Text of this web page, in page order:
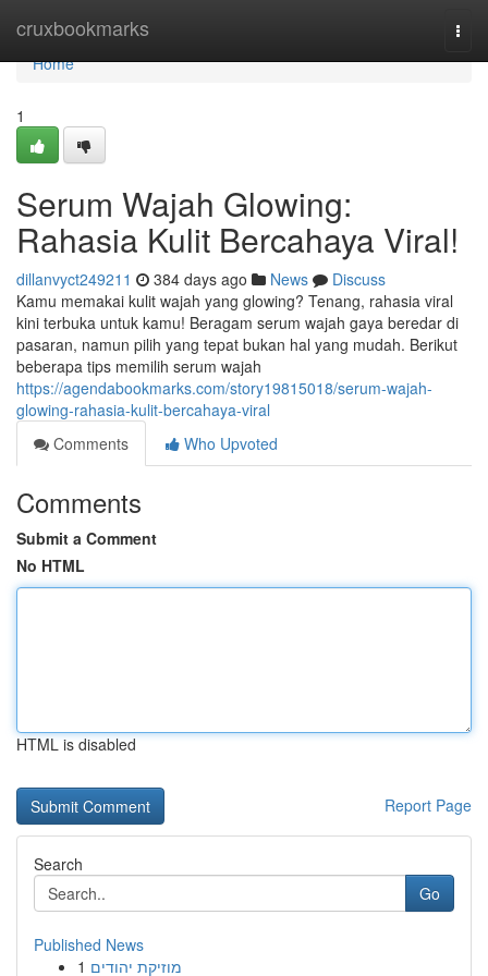
cruxbookmarks
Home
Home
1
Serum Wajah Glowing:
Rahasia Kulit Bercahaya Viral!
dillanvyct249211 384 days ago News
Discuss
Kamu memakai kulit wajah yang glowing? Tenang, rahasia viral
kini terbuka untuk kamu! Beragam serum wajah gaya beredar di
pasaran, namun pilih yang tepat bukan hal yang mudah. Berikut
beberapa tips memilih serum wajah
https://agendabookmarks.com/story19815018/serum-wajah-
glowing-rahasia-kulit-bercahaya-viral
Comments
Who Upvoted
Comments
Submit a Comment
No HTML
HTML is disabled
Report Page
Search
Go
Published News
1 מוזיקת יהודים